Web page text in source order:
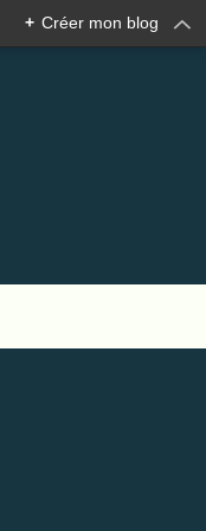
+ Créer mon blog